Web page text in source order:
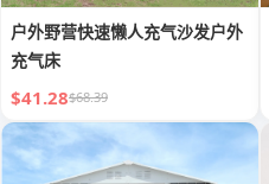
户外野营快速懒人充气沙发户外
充气床
$41.28$68.39